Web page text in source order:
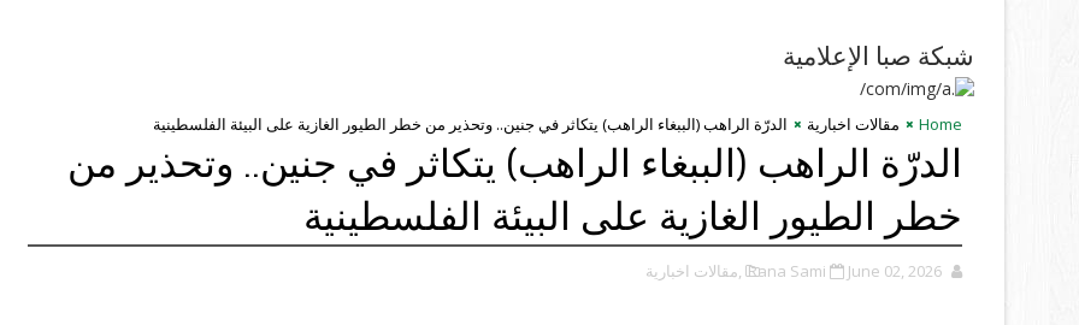
شبكة صبا الإعلامية
Home مقالات اخبارية الدرّة الراهب (الببغاء الراهب) يتكاثر في جنين.. وتحذير من خطر الطيور الغازية على البيئة الفلسطينية
الدرّة الراهب (الببغاء الراهب) يتكاثر في جنين.. وتحذير من
خطر الطيور الغازية على البيئة الفلسطينية
Rana Sami June 02, 2026 ,مقالات اخبارية